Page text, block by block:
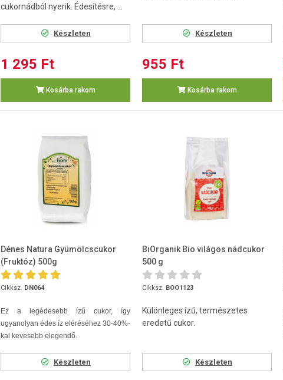
cukornádból nyerik. Édesítésre, ...
Készleten
1 295 Ft
Kosárba rakom
Készleten
955 Ft
Kosárba rakom
Dénes Natura Gyümölcscukor
(Fruktóz) 500g
Cikksz. DN064
Ez a legédesebb ízű cukor, így
ugyanolyan édes íz eléréséhez 30-40%-
kal kevesebb elegendő.
Készleten
BiOrganik Bio világos nádcukor
500 g
Cikksz. BOO1123
Különleges ízű, természetes
eredetű cukor.
Készleten